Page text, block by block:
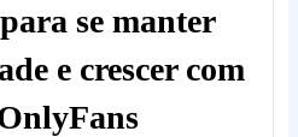
se manter
e crescer com